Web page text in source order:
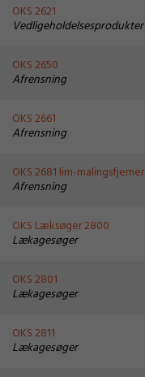
OKS 2621
Vedligeholdelsesprodukter
OKS 2650
Afrensning
OKS 2661
Afrensning
OKS 2681 lim-malingsfjerner
Afrensning
OKS Læksøger 2800
Lækagesøger
OKS 2801
Lækagesøger
OKS 2811
Lækagesøger